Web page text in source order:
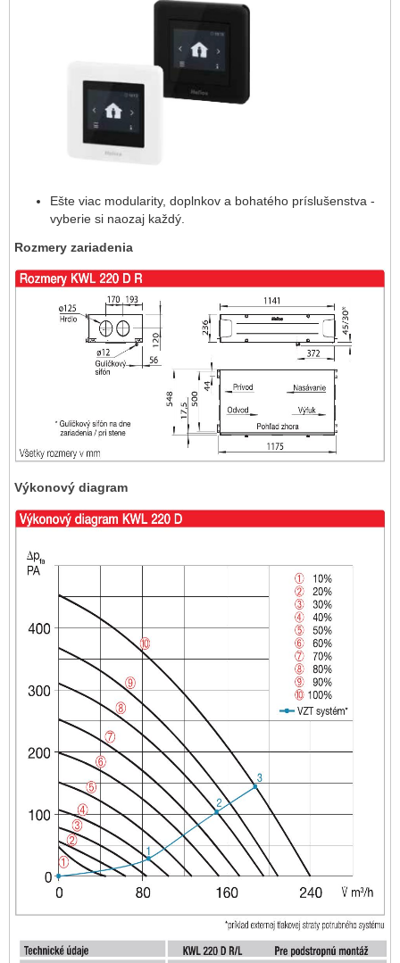
Ešte viac modularity, doplnkov a bohatého príslušenstva -
vyberie si naozaj každý.
Rozmery zariadenia
Výkonový diagram